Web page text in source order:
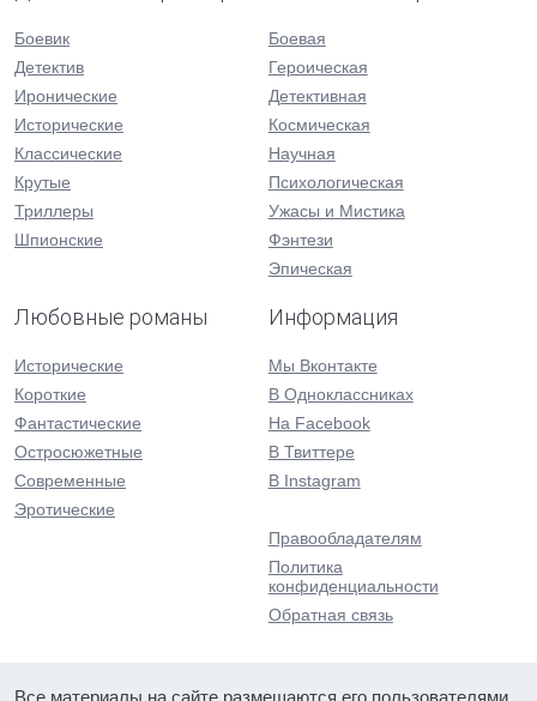
Боевик
Детектив
Иронические
Исторические
Классические
Крутые
Триллеры
Шпионские
Боевая
Героическая
Детективная
Космическая
Научная
Психологическая
Ужасы и Мистика
Фэнтези
Эпическая
Любовные романы
Исторические
Короткие
Фантастические
Остросюжетные
Современные
Эротические
Информация
Мы Вконтакте
В Одноклассниках
На Facebook
В Твиттере
В Instagram
Правообладателям
Политика
конфиденциальности
Обратная связь
Все материалы на сайте размещаются его пользователями.